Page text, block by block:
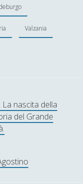
Valzania
La nascita della
del Grande